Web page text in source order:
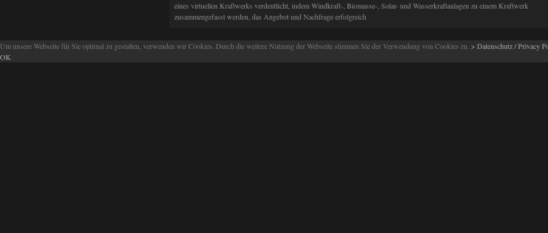
eines virtuellen Kraftwerks verdeutlicht, indem Windkraft-, Biomasse-, Solar- und Wasserkraftanlagen zu einem Kraftwerk
zusammengefasst werden, das Angebot und Nachfrage erfolgreich
Um unsere Webseite für Sie optimal zu gestalten, verwenden wir Cookies. Durch die weitere Nutzung der Webseite stimmen Sie der Verwendung von Cookies zu. > Datenschutz / Privacy
OK